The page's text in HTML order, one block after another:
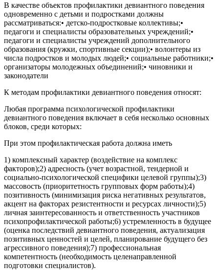
В качестве объектов профилактики девиантного поведения
одновременно с детьми и подростками должны
рассматриваться:• детско-подростковые коллективы;•
педагоги и специалисты образовательных учреждений;•
педагоги и специалисты учреждений дополнительного
образования (кружки, спортивные секции);• волонтеры из
числа подростков и молодых людей;• социальные работники;•
организаторы молодежных объединений;• чиновники и
законодатели
К методам профилактики девиантного поведения относят:
Любая программа психологической профилактики
девиантного поведения включает в себя несколько основных
блоков, среди которых:
При этом профилактическая работа должна иметь
1) комплексный характер (воздействие на комплекс
факторов);2) адресность (учет возрастной, тендерной и
социально-психологической специфики целевой группы);3)
массовость (приоритетность групповых форм работы);4)
позитивность (минимизация риска негативных результатов,
акцент на факторах резистентности и ресурсах личности);5)
личная заинтересованность и ответственность участников
психопрофилактической работы;6) устремленность в будущее
(оценка последствий девиантного поведения, актуализация
позитивных ценностей и целей, планирование будущего без
агрессивного поведения);7) профессиональная
компетентность (необходимость целенаправленной
подготовки специалистов).